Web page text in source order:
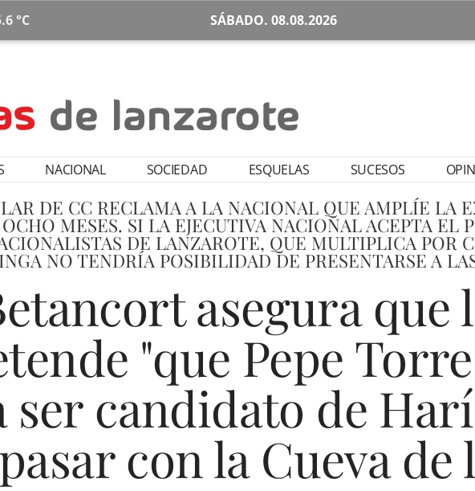
°C SÁBADO. 08.08.2026
NACIONAL SOCIEDAD ESQUELAS SUCESOS
DE CC RECLAMA A LA NACIONAL QUE AMPLÍE LA
MESES. SI LA EJECUTIVA NACIONAL ACEPTA EL
DE LANZAROTE, QUE MULTIPLICA POR
NO TENDRÍA POSIBILIDAD DE PRESENTARSE A
asegura que
"que Pepe
ser candidato de
con la Cueva de